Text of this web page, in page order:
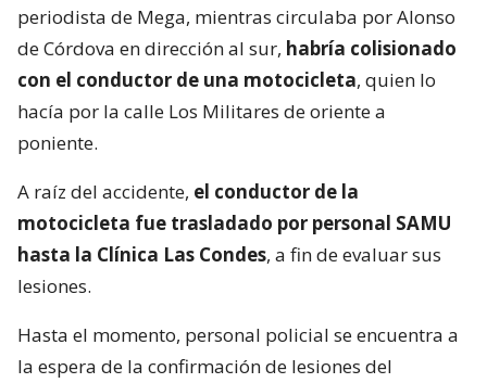
periodista de Mega, mientras circulaba por Alonso
de Córdova en dirección al sur, habría colisionado
con el conductor de una motocicleta, quien lo
hacía por la calle Los Militares de oriente a
poniente.
A raíz del accidente, el conductor de la
motocicleta fue trasladado por personal SAMU
hasta la Clínica Las Condes, a fin de evaluar sus
lesiones.
Hasta el momento, personal policial se encuentra a
la espera de la confirmación de lesiones del